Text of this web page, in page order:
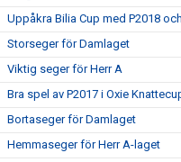
Uppåkra Bilia Cup med P2018
Storseger för Damlaget
Viktig seger för Herr A
Bra spel av P2017 i Oxie
Bortaseger för Damlaget
Hemmaseger för Herr A-laget